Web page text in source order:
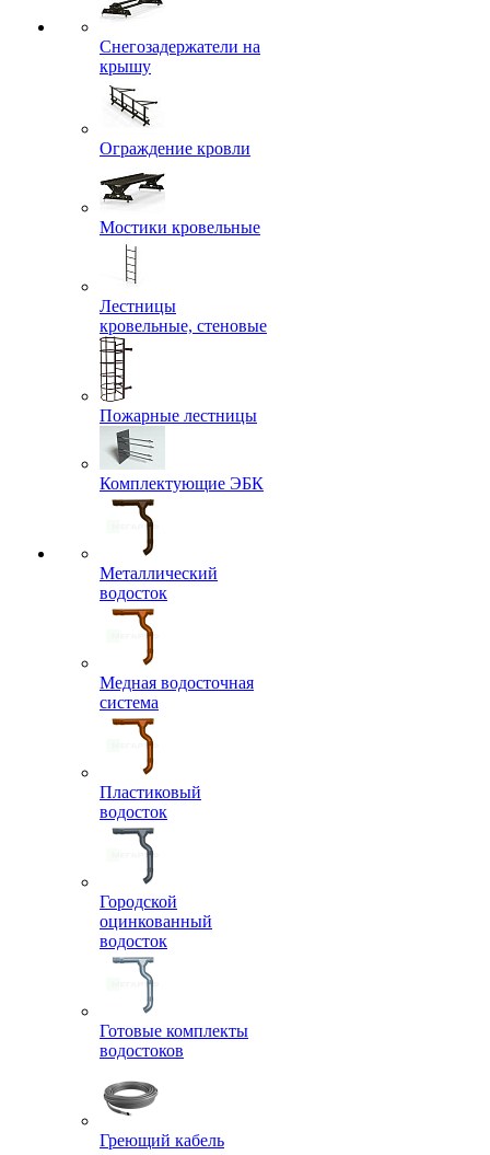
Снегозадержатели на
крышу
Ограждение кровли
Мостики кровельные
Лестницы
кровельные, стеновые
Пожарные лестницы
Комплектующие ЭБК
Металлический
водосток
Медная водосточная
система
Пластиковый
водосток
Городской
оцинкованный
водосток
Готовые комплекты
водостоков
Греющий кабель